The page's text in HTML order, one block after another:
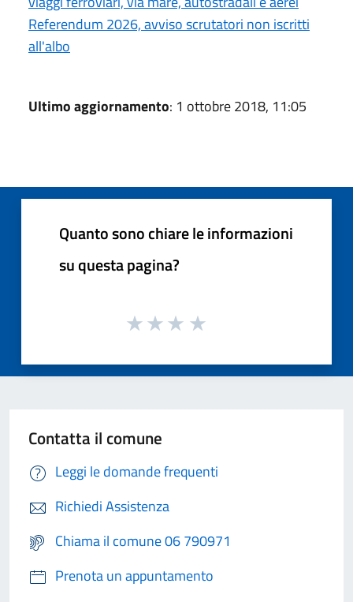
Referendum 2026, avviso scrutatori non iscritti
all'albo
Ultimo aggiornamento: 1 ottobre 2018, 11:05
Quanto sono chiare le informazioni
su questa pagina?
Contatta il comune
Leggi le domande frequenti
Richiedi Assistenza
Chiama il comune 06 790971
Prenota un appuntamento